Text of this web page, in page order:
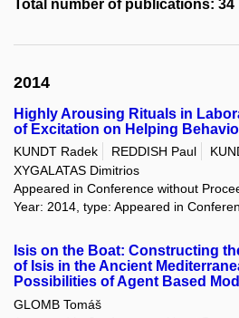
Total number of publications: 34
2014
Highly Arousing Rituals in
of Excitation on Helping
KUNDT Radek REDDISH Paul
XYGALATAS Dimitrios
Appeared in Conference without
Year: 2014, type: Appeared in
Isis on the Boat: Constructing
of Isis in the Ancient
Possibilities of Agent Based
GLOMB Tomáš